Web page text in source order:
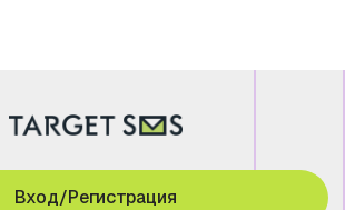
Вход/Регистрация